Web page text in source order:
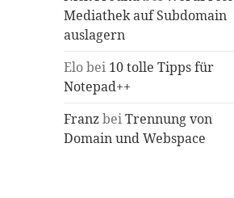
Mediathek auf Subdomain
auslagern
Elobei 10 tolle Tipps für
Notepad++
FranzbeiTrennung von
Domain und Webspace